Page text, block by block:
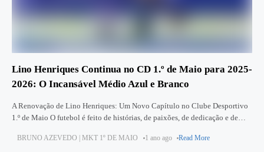
Lino Henriques Continua no CD 1.º de Maio para 2025-
2026: O Incansável Médio Azul e Branco
A Renovação de Lino Henriques: Um Novo Capítulo no Clube Desportivo
1.º de Maio O futebol é feito de histórias, de paixões, de dedicação e de
BRUNO AZEVEDO | MKT 1º DE MAIO 1 ano ago Read More